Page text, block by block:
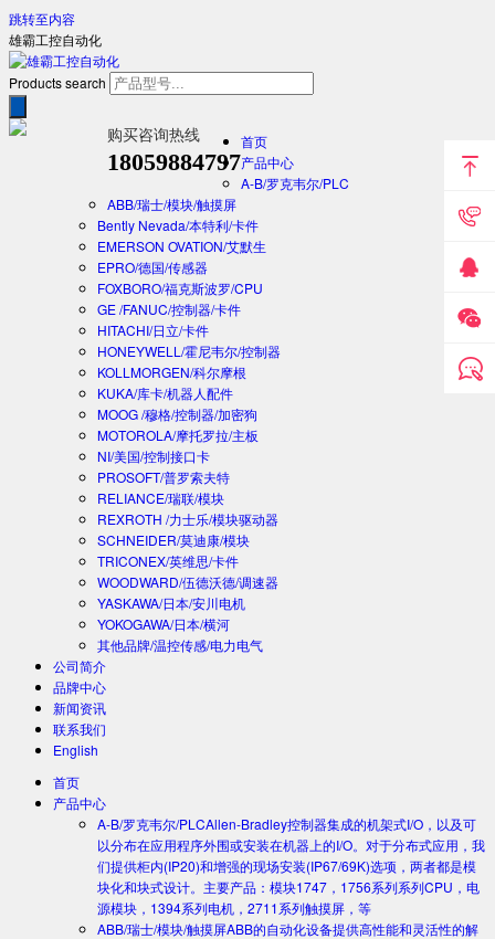
跳转至内容
雄霸工控自动化
Products search
购买咨询热线
18059884797
首页
产品中心
A-B/罗克韦尔/PLC
ABB/瑞士/模块/触摸屏
Bently Nevada/本特利/卡件
EMERSON OVATION/艾默生
EPRO/德国/传感器
FOXBORO/福克斯波罗/CPU
GE /FANUC/控制器/卡件
HITACHI/日立/卡件
HONEYWELL/霍尼韦尔/控制器
KOLLMORGEN/科尔摩根
KUKA/库卡/机器人配件
MOOG /穆格/控制器/加密狗
MOTOROLA/摩托罗拉/主板
NI/美国/控制接口卡
PROSOFT/普罗索夫特
RELIANCE/瑞联/模块
REXROTH /力士乐/模块驱动器
SCHNEIDER/莫迪康/模块
TRICONEX/英维思/卡件
WOODWARD/伍德沃德/调速器
YASKAWA/日本/安川电机
YOKOGAWA/日本/横河
其他品牌/温控传感/电力电气
公司简介
品牌中心
新闻资讯
联系我们
English
首页
产品中心
A-B/罗克韦尔/PLCAllen-Bradley控制器集成的机架式I/O，以及可
以分布在应用程序外围或安装在机器上的I/O。对于分布式应用，我
们提供柜内(IP20)和增强的现场安装(IP67/69K)选项，两者都是模
块化和块式设计。主要产品：模块1747，1756系列系列CPU，电
源模块，1394系列电机，2711系列触摸屏，等
ABB/瑞士/模块/触摸屏ABB的自动化设备提供高性能和灵活性的解